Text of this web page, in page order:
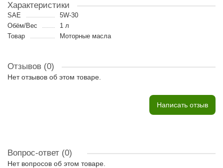
Характеристики
SAE
5W-30
Обём/Вес
1 л
Товар
Моторные масла
Отзывов (0)
Нет отзывов об этом товаре.
Написать отзыв
Вопрос-ответ (0)
Нет вопросов об этом товаре.